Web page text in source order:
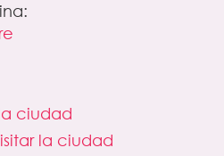
ciudad
la ciudad